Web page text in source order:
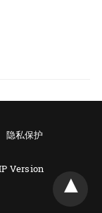
隐私保护
Version